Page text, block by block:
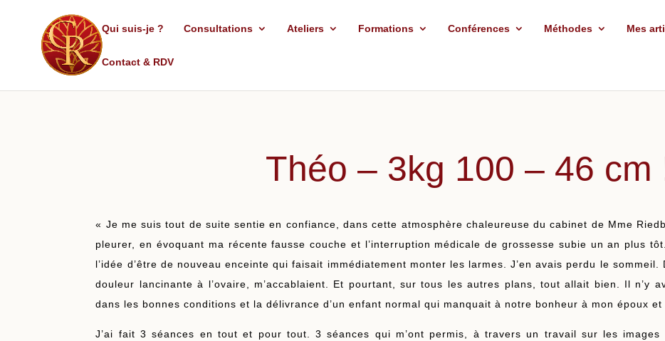
Qui suis-je ? Consultations Ateliers Formations Conférences Méthodes Mes
Contact & RDV
Théo – 3kg 100 – 46 cm
« Je me suis tout de suite sentie en confiance, dans cette atmosphère chaleureuse du cabinet de Mme
pleurer, en évoquant ma récente fausse couche et l’interruption médicale de grossesse subie un an plus
l’idée d’être de nouveau enceinte qui faisait immédiatement monter les larmes. J’en avais perdu le
douleur lancinante à l’ovaire, m’accablaient. Et pourtant, sur tous les autres plans, tout allait bien. Il n’y
dans les bonnes conditions et la délivrance d’un enfant normal qui manquait à notre bonheur à mon époux et
J’ai fait 3 séances en tout et pour tout. 3 séances qui m’ont permis, à travers un travail sur les